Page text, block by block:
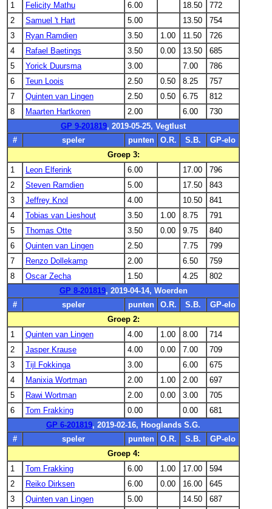
1
Felicity Mathu 6.00 18.50
772
2
Samuel 't Hart 5.00 13.50
754
3
Ryan Ramdien 3.50 1.00 11.50
726
4
Rafael Baetings 3.50 0.00 13.50
685
5
Yorick Duursma 3.00 7.00
786
6
Teun Loois 2.50 0.50 8.25
757
7
Quinten van Lingen 2.50 0.50 6.75
812
8
Maarten Hartkoren 2.00 6.00
730
GP 9-201819, 2019-05-25, Vegtlust
#
speler punten O.R. S.B.
GP-elo
Groep 3:
1
Leon Elferink 6.00 17.00
796
2
Steven Ramdien 5.00 17.50
843
3
Jeffrey Knol 4.00 10.50
841
4
Tobias van Lieshout 3.50 1.00 8.75
791
5
Thomas Otte 3.50 0.00 9.75
840
6
Quinten van Lingen 2.50 7.75
799
7
Renzo Dollekamp 2.00 6.50
759
8
Oscar Zecha 1.50 4.25
802
GP 8-201819, 2019-04-14, Woerden
#
speler punten O.R. S.B.
GP-elo
Groep 2:
1
Quinten van Lingen 4.00 1.00 8.00
714
2
Jasper Krause 4.00 0.00 7.00
709
3
Tijl Fokkinga 3.00 6.00
675
4
Manixia Wortman 2.00 1.00 2.00
697
5
Rawi Wortman 2.00 0.00 3.00
705
6
Tom Frakking 0.00 0.00
681
GP 6-201819, 2019-02-16, Hooglands S.G.
#
speler punten O.R. S.B.
GP-elo
Groep 4:
1
Tom Frakking 6.00 1.00 17.00
594
2
Reiko Dirksen 6.00 0.00 16.00
645
3
Quinten van Lingen 5.00 14.50
687